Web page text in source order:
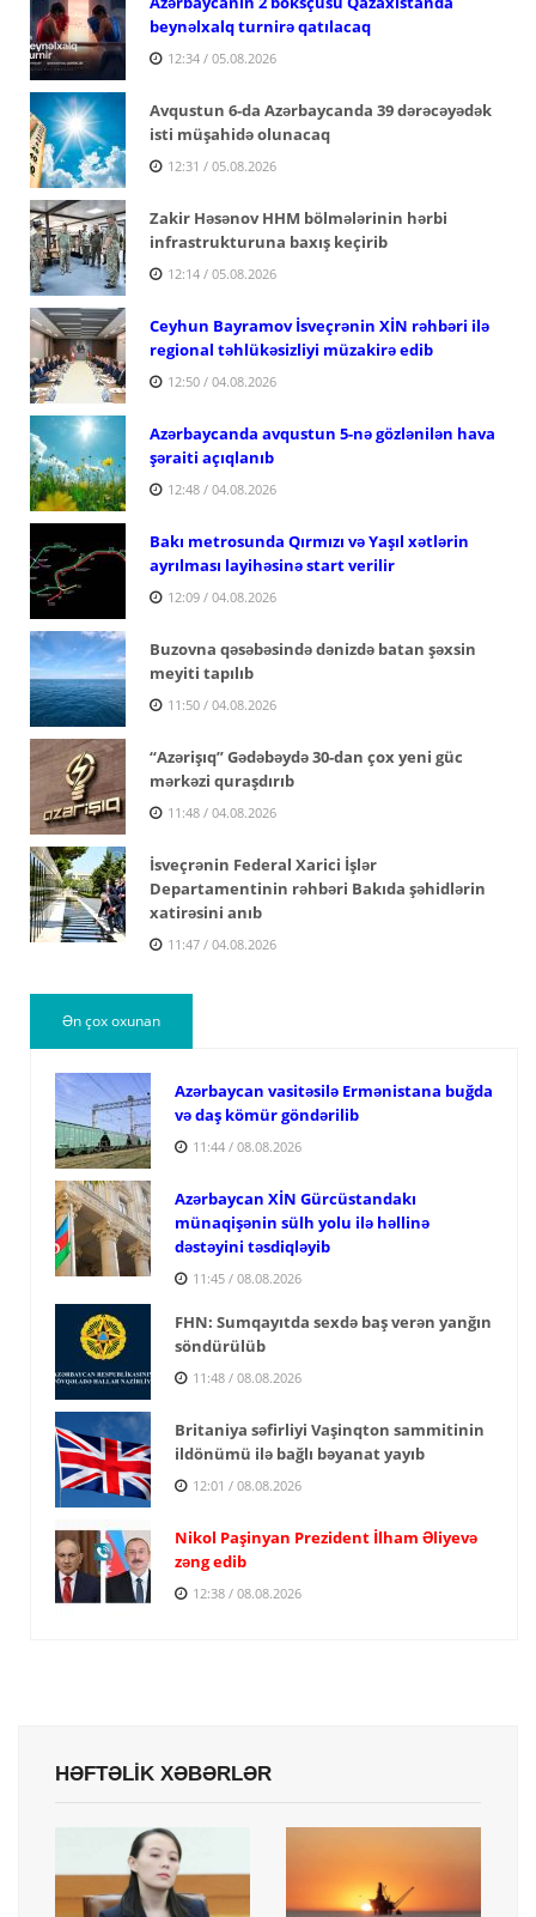
beynəlxalq turnirə qatılacaq
12:34 / 05.08.2026
Avqustun 6-da Azərbaycanda 39 dərəcəyədək
isti müşahidə olunacaq
12:31 / 05.08.2026
Zakir Həsənov HHM bölmələrinin hərbi
infrastrukturuna baxış keçirib
12:14 / 05.08.2026
Ceyhun Bayramov İsveçrənin XİN rəhbəri ilə
regional təhlükəsizliyi müzakirə edib
12:50 / 04.08.2026
Azərbaycanda avqustun 5-nə gözlənilən hava
şəraiti açıqlanıb
12:48 / 04.08.2026
Bakı metrosunda Qırmızı və Yaşıl xətlərin
ayrılması layihəsinə start verilir
12:09 / 04.08.2026
Buzovna qəsəbəsində dənizdə batan şəxsin
meyiti tapılıb
11:50 / 04.08.2026
“Azərişıq” Gədəbəydə 30-dan çox yeni güc
mərkəzi quraşdırıb
11:48 / 04.08.2026
İsveçrənin Federal Xarici İşlər
Departamentinin rəhbəri Bakıda şəhidlərin
xatirəsini anıb
11:47 / 04.08.2026
Ən çox oxunan
Azərbaycan vasitəsilə Ermənistana buğda
və daş kömür göndərilib
11:44 / 08.08.2026
Azərbaycan XİN Gürcüstandakı
münaqişənin sülh yolu ilə həllinə
dəstəyini təsdiqləyib
11:45 / 08.08.2026
FHN: Sumqayıtda sexdə baş verən yanğın
söndürülüb
11:48 / 08.08.2026
Britaniya səfirliyi Vaşinqton sammitinin
ildönümü ilə bağlı bəyanat yayıb
12:01 / 08.08.2026
Nikol Paşinyan Prezident İlham Əliyevə
zəng edib
12:38 / 08.08.2026
HƏFTƏLİK XƏBƏRLƏR